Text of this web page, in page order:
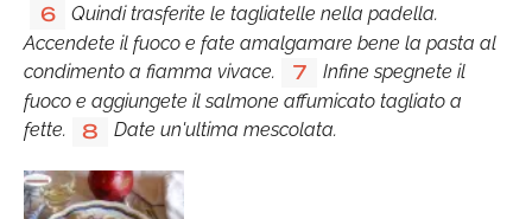
6
Quindi trasferite le tagliatelle nella padella.
Accendete il fuoco e fate amalgamare bene la pasta al
condimento a fiamma vivace.
7
Infine spegnete il
fuoco e aggiungete il salmone affumicato tagliato a
fette.
8 Date un'ultima mescolata.